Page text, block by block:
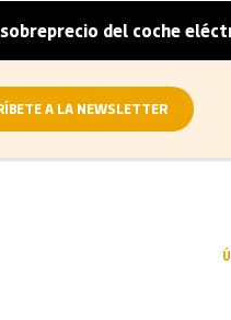
coche eléctrico
A LA NEWSLETTER